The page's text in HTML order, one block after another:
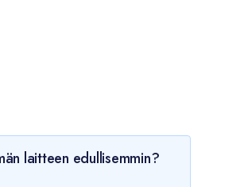
laitteen edullisemmin?